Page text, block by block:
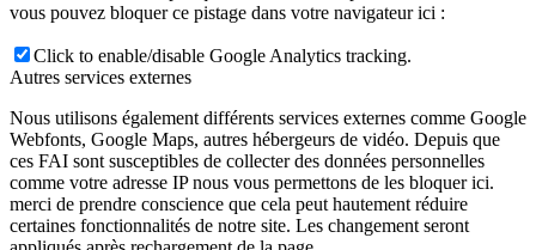
vous pouvez bloquer ce pistage dans votre navigateur ici :
Click to enable/disable Google Analytics tracking.
Autres services externes
Nous utilisons également différents services externes comme Google
Webfonts, Google Maps, autres hébergeurs de vidéo. Depuis que
ces FAI sont susceptibles de collecter des données personnelles
comme votre adresse IP nous vous permettons de les bloquer ici.
merci de prendre conscience que cela peut hautement réduire
certaines fonctionnalités de notre site. Les changement seront